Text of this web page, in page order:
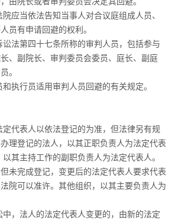
应当依法告知当事人对合议庭组成人员、
人员有申请回避的权利。
讼法第四十七条所称的审判人员，包括参与
长、副院长、审判委员会委员、庭长、副庭
。
执行员适用审判人员回避的有关规定。
定代表人以依法登记的为准，但法律另有规
办理登记的法人，以其正职负责人为法定代表
其主持工作的副职负责人为法定代表人。
未完成登记，变更后的法定代表人要求代表
院可以准许。其他组织，以其主要负责人为
中，法人的法定代表人变更的，由新的法定